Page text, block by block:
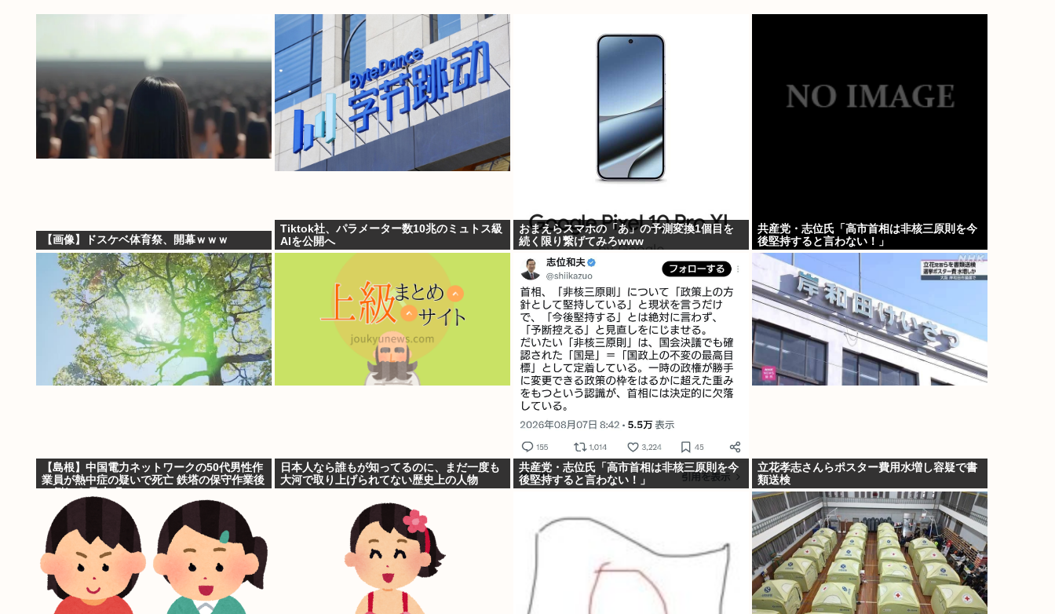
【画像】ドスケベ体育祭、開幕ｗｗｗ
Tiktok社、パラメーター数10兆のミュトス級
AIを公開へ
おまえらスマホの「あ」の予測変換1個目を
続く限り繋げてみろwww
共産党・志位氏「高市首相は非核三原則を今
後堅持すると言わない！」
【島根】中国電力ネットワークの50代男性作
業員が熱中症の疑いで死亡 鉄塔の保守作業後
日本人なら誰もが知ってるのに、まだ一度も
大河で取り上げられてない歴史上の人物
共産党・志位氏「高市首相は非核三原則を今
後堅持すると言わない！」
立花孝志さんらポスター費用水増し容疑で書
類送検